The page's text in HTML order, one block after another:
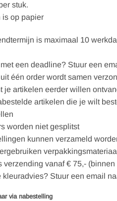
stuk.
is op papier
is maximaal 10
een deadline? Stuur een
één order wordt samen
je artikelen eerder willen
artikelen die je wilt
worden niet gesplitst
kunnen verzameld
verzending vanaf € 75,- (binnen
kleuradvies? Stuur een email
via nabestelling